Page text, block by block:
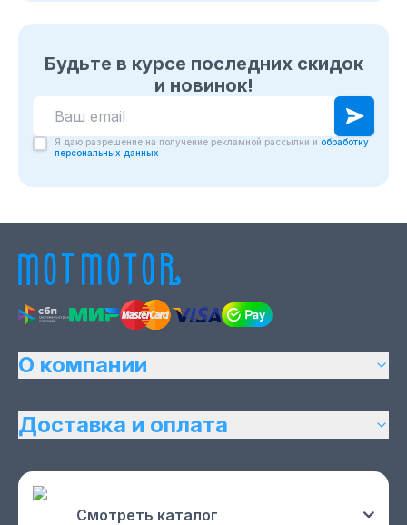
Будьте в курсе последних скидок
и новинок!
Я даю разрешение на получение рекламной рассылки и обработку
персональных данных
О компании
Доставка и оплата
Смотреть каталог